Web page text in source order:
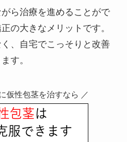
ら治療を進めることがで
の大きなメリットです。
、自宅でこっそりと改善
す。
仮性包茎を治すなら ／